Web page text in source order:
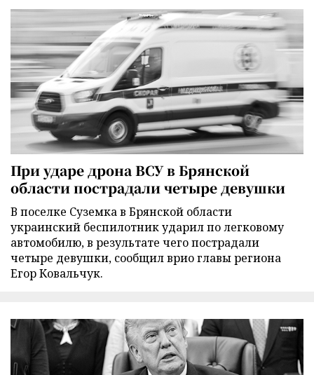
При ударе дрона ВСУ в Брянской
области пострадали четыре девушки
В поселке Суземка в Брянской области
украинский беспилотник ударил по легковому
автомобилю, в результате чего пострадали
четыре девушки, сообщил врио главы региона
Егор Ковальчук.